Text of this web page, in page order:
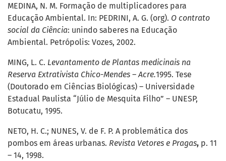
MEDINA, N. M. Formação de multiplicadores para
Educação Ambiental. In: PEDRINI, A. G. (org). O contrato
social da Ciência: unindo saberes na Educação
Ambiental. Petrópolis: Vozes, 2002.
MING, L. C. Levantamento de Plantas medicinais na
Reserva Extrativista Chico-Mendes – Acre.1995. Tese
(Doutorado em Ciências Biológicas) – Universidade
Estadual Paulista “Júlio de Mesquita Filho” – UNESP,
Botucatu, 1995.
NETO, H. C.; NUNES, V. de F. P. A problemática dos
pombos em áreas urbanas. Revista Vetores e Pragas, p. 11
– 14, 1998.